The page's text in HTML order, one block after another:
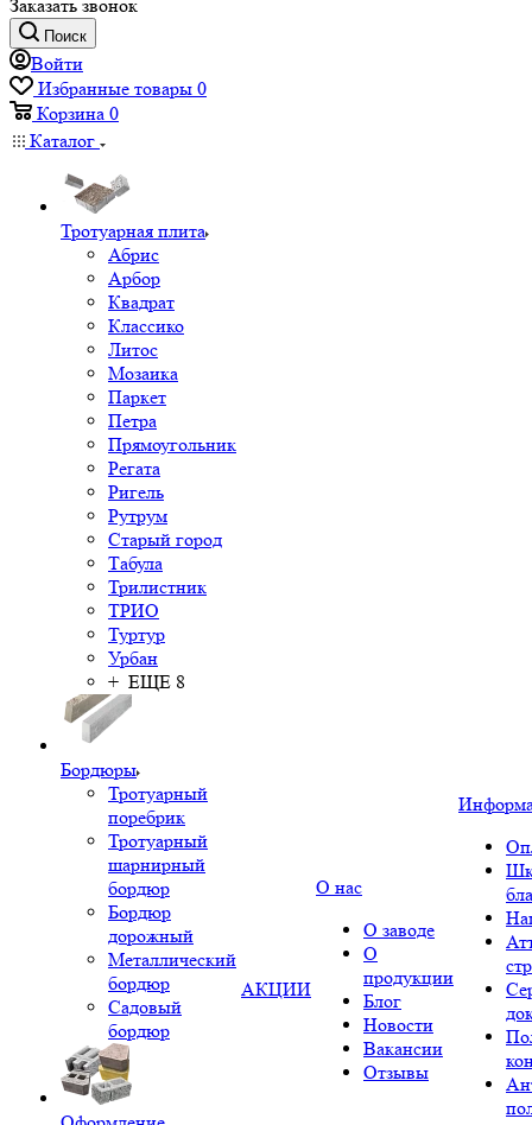
Заказать звонок
Поиск
Войти
Избранные товары 0
Корзина 0
Каталог
Тротуарная плита
Абрис
Арбор
Квадрат
Классико
Литос
Мозаика
Паркет
Петра
Прямоугольник
Регата
Ригель
Рутрум
Старый город
Табула
Трилистник
ТРИО
Туртур
Урбан
+ ЕЩЕ 8
Бордюры
Тротуарный
поребрик
Тротуарный
шарнирный
бордюр
Бордюр
дорожный
Металлический
бордюр
Садовый
бордюр
АКЦИИ
О нас
О заводе
О
продукции
Блог
Новости
Вакансии
Отзывы